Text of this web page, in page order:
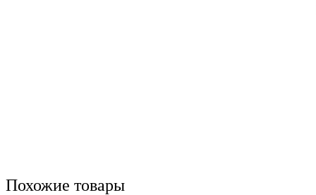
Похожие товары